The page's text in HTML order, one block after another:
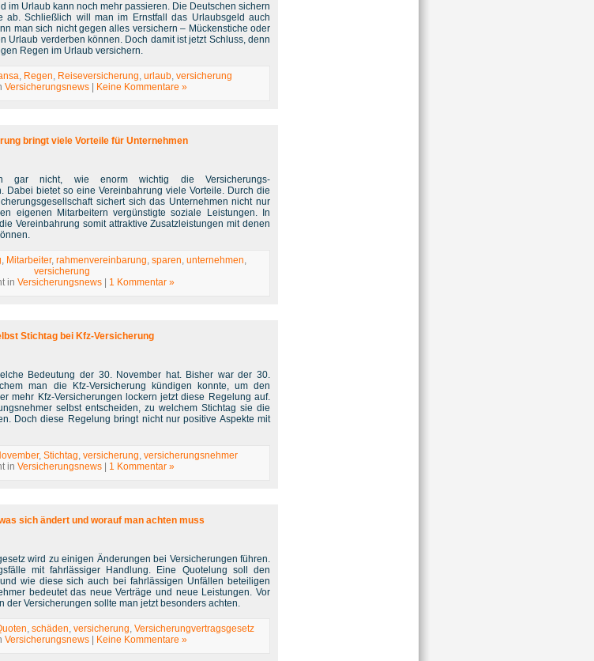
im Urlaub kann noch mehr passieren. Die Deutschen sichern
ab. Schließlich will man im Ernstfall das Urlaubsgeld auch
man sich nicht gegen alles versichern – Mückenstiche oder
Urlaub verderben können. Doch damit ist jetzt Schluss, denn
Regen im Urlaub versichern.
, Regen, Reiseversicherung, urlaub, versicherung
Versicherungsnews Keine Kommentare »
bringt viele Vorteile für Unternehmen
gar nicht, wie enorm wichtig die Versicherungs-
Dabei bietet so eine Vereinbahrung viele Vorteile. Durch die
sichert sich das Unternehmen nicht nur
eigenen Mitarbeitern vergünstigte soziale Leistungen. In
Vereinbahrung somit attraktive Zusatzleistungen mit denen
, Mitarbeiter, rahmenvereinbarung, sparen, unternehmen,
versicherung
in Versicherungsnews 1 Kommentar »
Stichtag bei Kfz-Versicherung
Bedeutung der 30. November hat. Bisher war der 30.
man die Kfz-Versicherung kündigen konnte, um den
mehr Kfz-Versicherungen lockern jetzt diese Regelung auf.
selbst entscheiden, zu welchem Stichtag sie die
Doch diese Regelung bringt nicht nur positive Aspekte mit
, Stichtag, versicherung, versicherungsnehmer
in Versicherungsnews 1 Kommentar »
sich ändert und worauf man achten muss
wird zu einigen Änderungen bei Versicherungen führen.
mit fahrlässiger Handlung. Eine Quotelung soll den
wie diese sich auch bei fahrlässigen Unfällen beteiligen
bedeutet das neue Verträge und neue Leistungen. Vor
der Versicherungen sollte man jetzt besonders achten.
, schäden, versicherung, Versicherungvertragsgesetz
Versicherungsnews Keine Kommentare »